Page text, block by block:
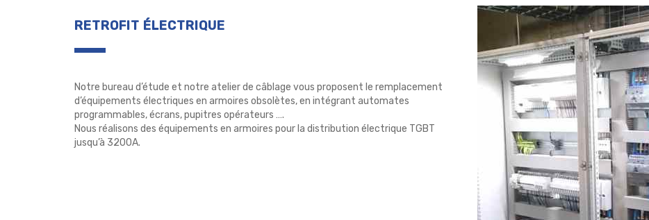
RETROFIT ÉLECTRIQUE
Notre bureau d’étude et notre atelier de câblage vous proposent le remplacement
d’équipements électriques en armoires obsolètes, en intégrant automates
programmables, écrans, pupitres opérateurs ….
Nous réalisons des équipements en armoires pour la distribution électrique TGBT
jusqu’à 3200A.